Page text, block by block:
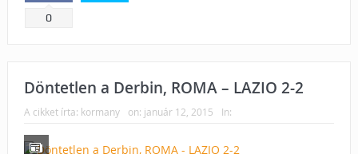
0
Döntetlen a Derbin, ROMA – LAZIO 2-2
A cikket írta: kormany on: január 12, 2015 In: